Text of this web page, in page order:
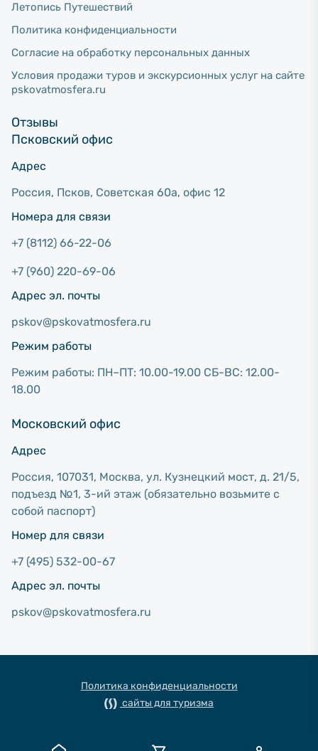
Летопись Путешествий
Политика конфиденциальности
Согласие на обработку персональных данных
Условия продажи туров и экскурсионных услуг на сайте
pskovatmosfera.ru
Отзывы
Псковский офис
Адрес
Россия, Псков, Советcкая 60а, офис 12
Номера для связи
+7 (8112) 66-22-06
+7 (960) 220-69-06
Адрес эл. почты
pskov@pskovatmosfera.ru
Режим работы
Режим работы: ПН–ПТ: 10.00-19.00 СБ-ВС: 12.00-
18.00
Московский офис
Адрес
Россия, 107031, Москва, ул. Кузнецкий мост, д. 21/5,
подъезд №1, 3-ий этаж (обязательно возьмите с
собой паспорт)
Номер для связи
+7 (495) 532-00-67
Адрес эл. почты
pskov@pskovatmosfera.ru
Политика конфиденциальности
сайты для туризма